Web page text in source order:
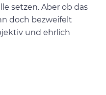
setzen. Aber ob das
doch bezweifelt
und ehrlich